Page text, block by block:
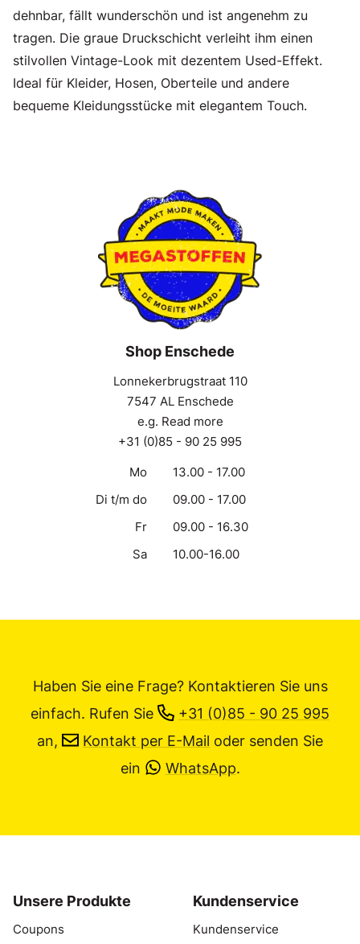
dehnbar, fällt wunderschön und ist angenehm zu
tragen. Die graue Druckschicht verleiht ihm einen
stilvollen Vintage-Look mit dezentem Used-Effekt.
Ideal für Kleider, Hosen, Oberteile und andere
bequeme Kleidungsstücke mit elegantem Touch.
Shop Enschede
Lonnekerbrugstraat 110
7547 AL Enschede
e.g. Read more
+31 (0)85 - 90 25 995
Mo
13.00 - 17.00
Di t/m do
09.00 - 17.00
Fr
09.00 - 16.30
Sa
10.00-16.00
Haben Sie eine Frage? Kontaktieren Sie uns
einfach. Rufen Sie
+31 (0)85 - 90 25 995
an,
Kontakt per E-Mail oder senden Sie
ein
WhatsApp.
Unsere Produkte
Coupons
Kundenservice
Kundenservice